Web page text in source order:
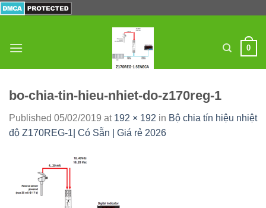
0
bo-chia-tin-hieu-nhiet-do-z170reg-1
Published 05/02/2019 at 192 × 192 in Bộ chia tín hiệu nhiệt
độ Z170REG-1| Có Sẵn | Giá rẻ 2026